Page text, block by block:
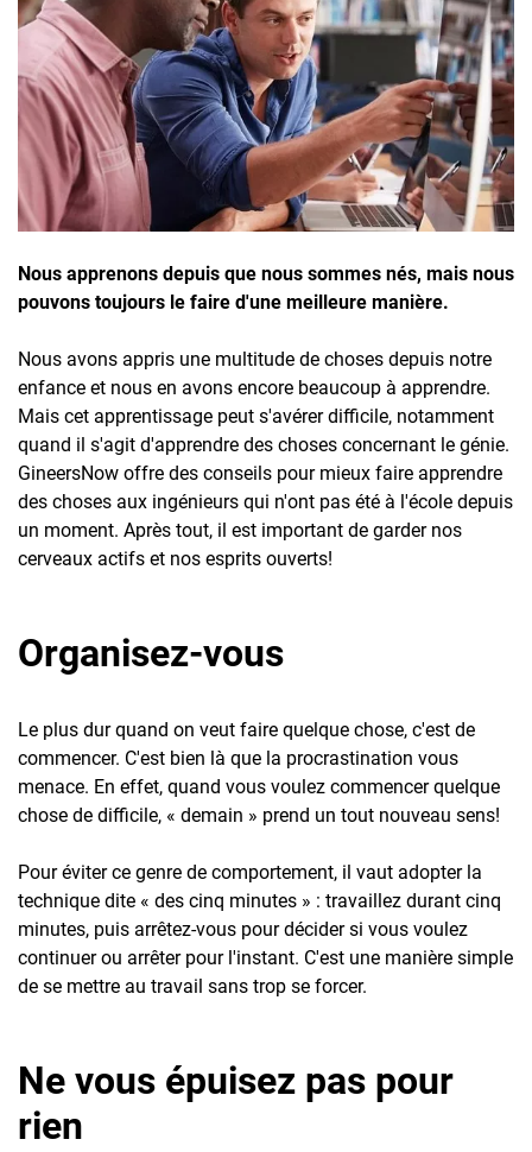
Inscrivez-vous à l'infolettre
Employeurs
Publiez une offre d'emploi
Nous apprenons depuis que nous sommes nés, mais nous
pouvons toujours le faire d'une meilleure manière.
Nous avons appris une multitude de choses depuis notre
enfance et nous en avons encore beaucoup à apprendre.
Mais cet apprentissage peut s'avérer difficile, notamment
quand il s'agit d'apprendre des choses concernant le génie.
GineersNow offre des conseils pour mieux faire apprendre
des choses aux ingénieurs qui n'ont pas été à l'école depuis
un moment. Après tout, il est important de garder nos
cerveaux actifs et nos esprits ouverts!
Organisez-vous
Le plus dur quand on veut faire quelque chose, c'est de
commencer. C'est bien là que la procrastination vous
menace. En effet, quand vous voulez commencer quelque
chose de difficile, « demain » prend un tout nouveau sens!
Pour éviter ce genre de comportement, il vaut adopter la
technique dite « des cinq minutes » : travaillez durant cinq
minutes, puis arrêtez-vous pour décider si vous voulez
continuer ou arrêter pour l'instant. C'est une manière simple
de se mettre au travail sans trop se forcer.
Ne vous épuisez pas pour
rien